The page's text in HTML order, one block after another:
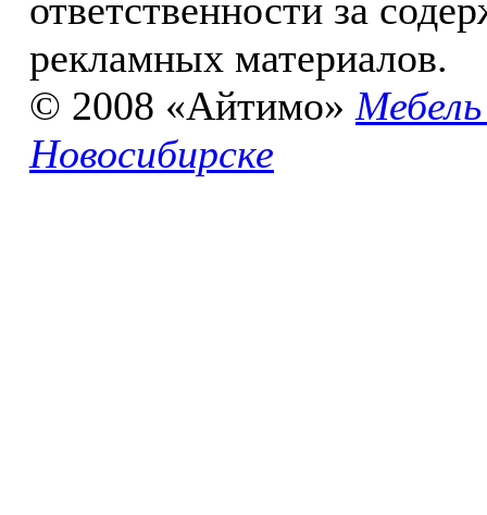
ответственности за
рекламных материалов.
© 2008 «Айтимо»
Новосибирске